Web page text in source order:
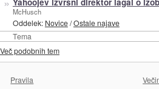
Tema
McHusch
Oddelek: Novice/Ostale najave
Več podobnih tem
Pravila